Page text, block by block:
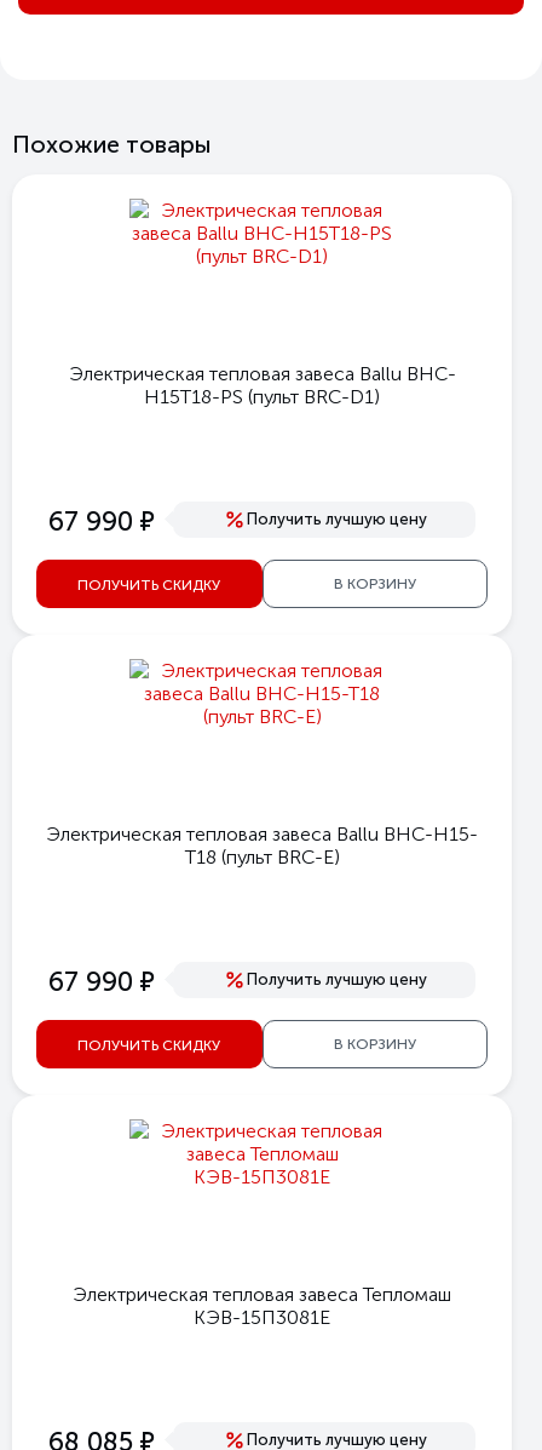
Похожие товары
Электрическая тепловая завеса Ballu BHC-
H15T18-PS (пульт BRC-D1)
67 990 е Получить лучшую цену
ПОЛУЧИТЬ СКИДКУ В КОРЗИНУ
Электрическая тепловая завеса Ballu BHC-H15-
T18 (пульт BRC-E)
67 990 е Получить лучшую цену
ПОЛУЧИТЬ СКИДКУ В КОРЗИНУ
Электрическая тепловая завеса Тепломаш
КЭВ-15П3081E
68 085 е Получить лучшую цену